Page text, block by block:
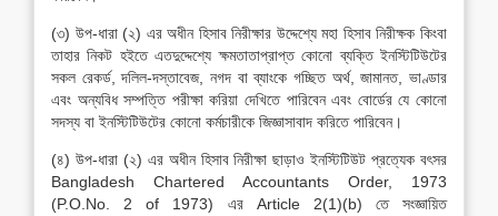
(৩) উপ-ধারা (২) এর অধীন হিসাব নিরীক্ষার উদ্দেশ্যে মহা হিসাব নিরীক্ষক কিংবা
তাহার নিকট হইতে এতদুদ্দেশ্যে ক্ষমতাতাপ্রাপ্ত কোনো ব্যক্তি ইনস্টিটিউটের
সকল রেকর্ড, দলিল-দস্তাবেজ, নগদ বা ব্যাংকে গচ্ছিত অর্থ, জামানত, ভাণ্ডার
এবং অন্যবিধ সম্পত্তি পরীক্ষা করিয়া দেখিতে পারিবেন এবং বোর্ডের যে কোনো
সদস্য বা ইনস্টিটিউটের কোনো কর্মচারীকে জিজ্ঞাসাবাদ করিতে পারিবেন।
(৪) উপ-ধারা (২) এর অধীন হিসাব নিরীক্ষা ছাড়াও ইনস্টিটিউট প্রত্যেক বৎসর
Bangladesh Chartered Accountants Order, 1973
(P.O.No. 2 of 1973) এর Article 2(1)(b) তে সংজ্ঞায়িত